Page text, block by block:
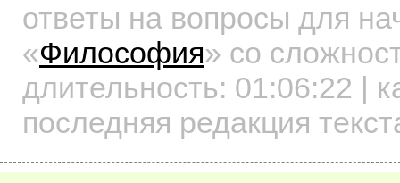
ответы на вопросы для
«Философия» со
длительность: 01:06:22 |
последняя редакция